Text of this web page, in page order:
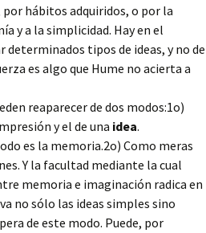
hábitos adquiridos, o por la
y a la simplicidad. Hay en el
tipos de ideas, y no de
es algo que Hume no acierta a
reaparecer de dos modos:1o)
y el de una idea.
es la memoria.2o) Como meras
Y la facultad mediante la cual
memoria e imaginación radica en
no sólo las ideas simples sino
de este modo. Puede, por